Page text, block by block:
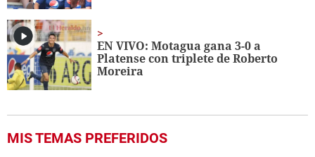
EN VIVO: Motagua gana 3-0 a
Platense con triplete de Roberto
Moreira
MIS TEMAS PREFERIDOS